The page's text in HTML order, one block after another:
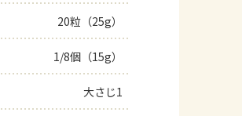
20粒（25g）
1/8個（15g）
大さじ1